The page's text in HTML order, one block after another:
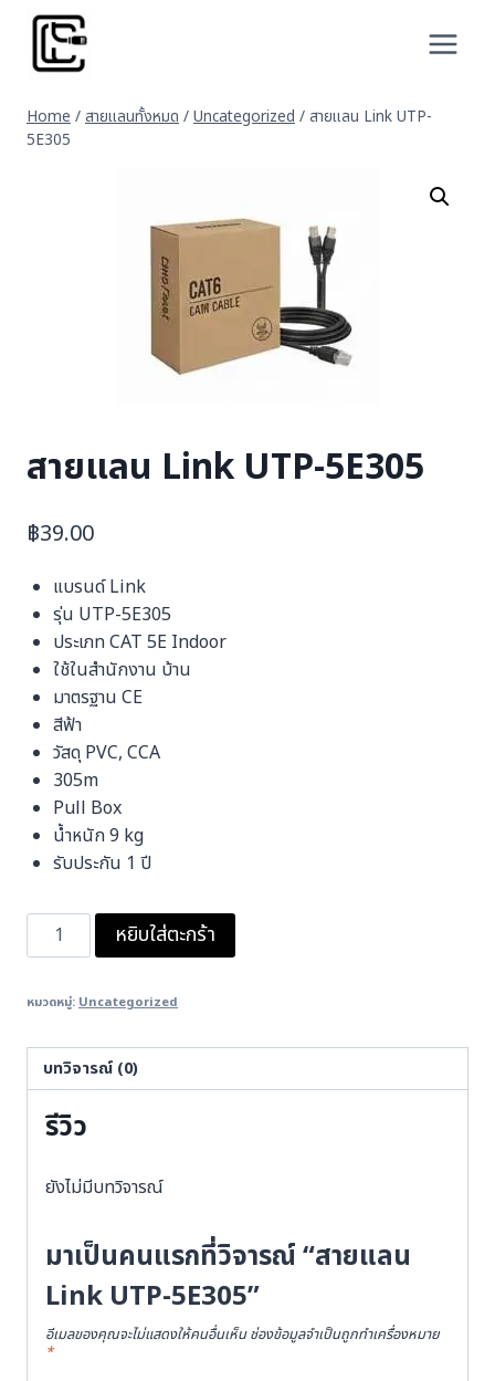
Skip
content
Home / สายแลนทั้งหมด / Uncategorized / สายแลน Link UTP-
5E305
สายแลน Link UTP-5E305
฿39.00
แบรนด์ Link
รุ่น UTP-5E305
ประเภท CAT 5E Indoor
ใช้ในสำนักงาน บ้าน
มาตรฐาน CE
สีฟ้า
วัสดุ PVC, CCA
305m
Pull Box
น้ำหนัก 9 kg
รับประกัน 1 ปี
จำนวน
สาย
Link
5E305
ชิ้น
หยิบใส่ตะกร้า
หมวดหมู่: Uncategorized
บทวิจารณ์ (0)
รีวิว
ยังไม่มีบทวิจารณ์
มาเป็นคนแรกที่วิจารณ์ “สายแลน
Link UTP-5E305”
อีเมลของคุณจะไม่แสดงให้คนอื่นเห็น ช่องข้อมูลจำเป็นถูกทำเครื่องหมาย
*